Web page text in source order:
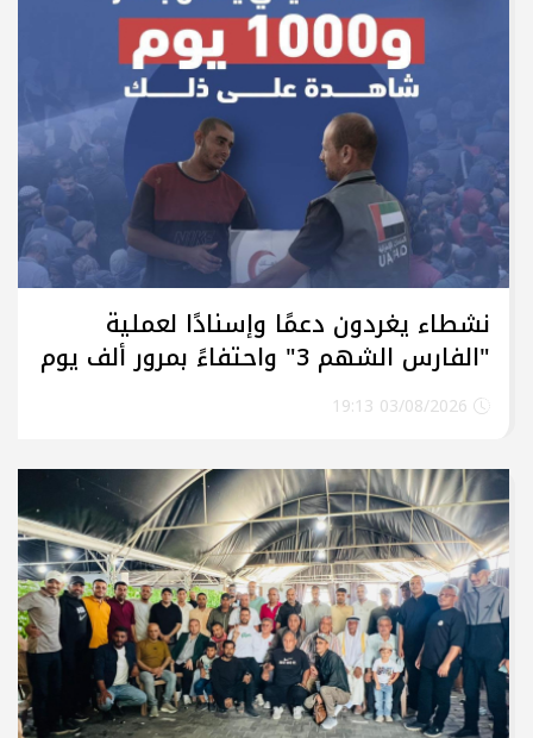
نشطاء يغردون دعمًا وإسنادًا لعملية
"الفارس الشهم 3" واحتفاءً بمرور ألف يوم
من العطاء الإمارات